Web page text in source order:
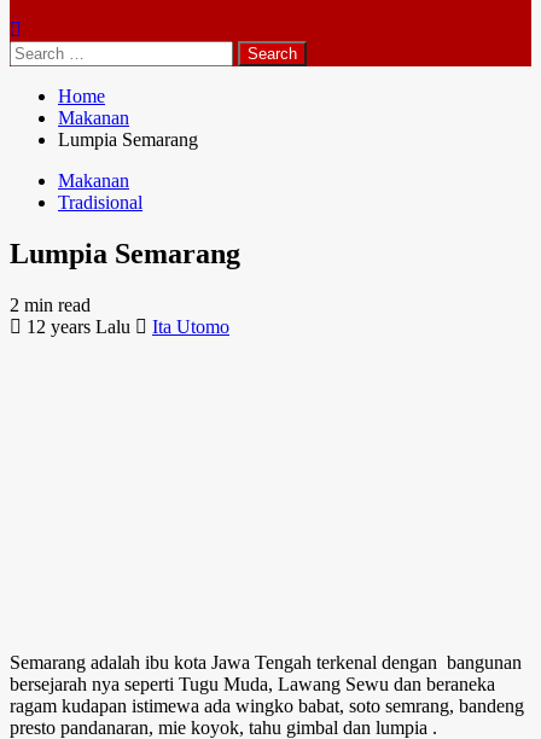
Search
for:
Home
Makanan
Lumpia Semarang
Makanan
Tradisional
Lumpia Semarang
2 min read
12 years Lalu
Ita Utomo
Semarang adalah ibu kota Jawa Tengah terkenal dengan bangunan
bersejarah nya seperti Tugu Muda, Lawang Sewu dan beraneka
ragam kudapan istimewa ada wingko babat, soto semrang, bandeng
presto pandanaran, mie koyok, tahu gimbal dan lumpia .